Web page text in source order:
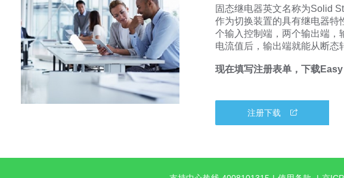
固态继电器英文名称为Solid
作为切换装置的具有继电器特
个输入控制端，两个输出端，
电流值后，输出端就能从断态
现在填写注册表单，下载
注册下载